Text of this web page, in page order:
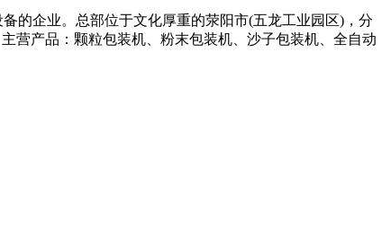
的企业。总部位于文化厚重的荥阳市(五龙工业园区)，分
营产品：颗粒包装机、粉末包装机、沙子包装机、全自动